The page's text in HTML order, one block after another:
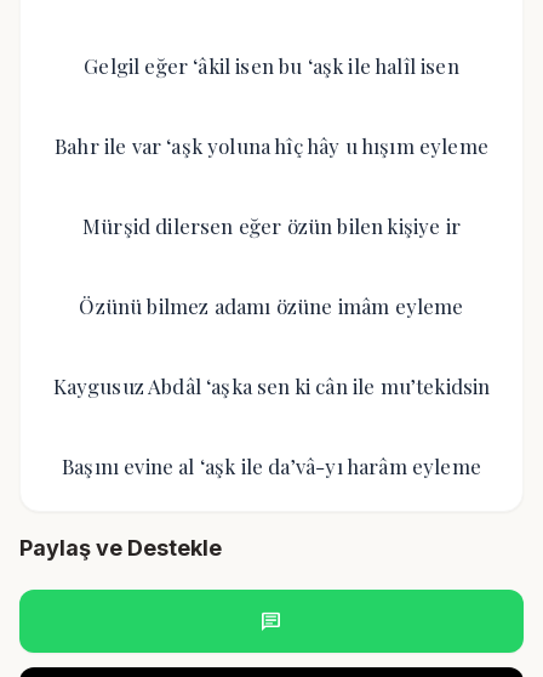
Gelgil eğer ‘âkil isen bu ‘aşk ile halîl isen
Bahr ile var ‘aşk yoluna hîç hây u hışım eyleme
Mürşid dilersen eğer özün bilen kişiye ir
Özünü bilmez adamı özüne imâm eyleme
Kaygusuz Abdâl ‘aşka sen ki cân ile mu’tekidsin
Başını evine al ‘aşk ile da’vâ-yı harâm eyleme
Paylaş ve Destekle
chat